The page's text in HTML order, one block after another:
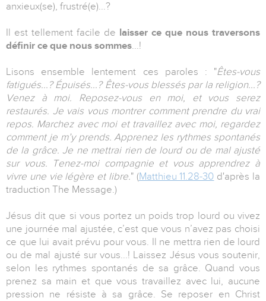
anxieux(se), frustré(e)...?
Il est tellement facile de laisser ce que nous traversons
définir ce que nous sommes...!
Lisons ensemble lentement ces paroles : "Êtes-vous
fatigués...? Épuisés...? Êtes-vous blessés par la religion...?
Venez à moi. Reposez-vous en moi, et vous serez
restaurés. Je vais vous montrer comment prendre du vrai
repos. Marchez avec moi et travaillez avec moi, regardez
comment je m’y prends. Apprenez les rythmes spontanés
de la grâce. Je ne mettrai rien de lourd ou de mal ajusté
sur vous. Tenez-moi compagnie et vous apprendrez à
vivre une vie légère et libre." (Matthieu 11.28-30 d'après la
traduction The Message.)
Jésus dit que si vous portez un poids trop lourd ou vivez
une journée mal ajustée, c’est que vous n’avez pas choisi
ce que lui avait prévu pour vous. Il ne mettra rien de lourd
ou de mal ajusté sur vous...! Laissez Jésus vous soutenir,
selon les rythmes spontanés de sa grâce. Quand vous
prenez sa main et que vous travaillez avec lui, aucune
pression ne résiste à sa grâce. Se reposer en Christ